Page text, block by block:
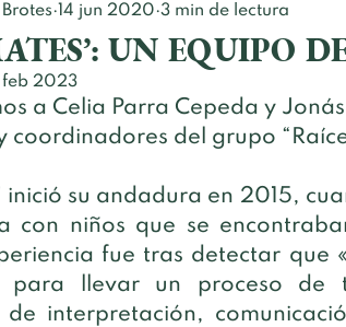
UN EQUIPO
14 jun 2020 3 min de lectura
feb 2023
a Celia Parra Cepeda y
coordinadores del grupo
inició su andadura en 2015,
con niños que se
fue tras detectar que
para llevar un proceso de
de interpretación,